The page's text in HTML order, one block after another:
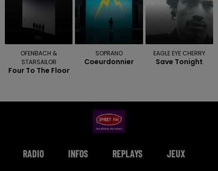
OFENBACH &
STARSAILOR
Four To The Floor
SOPRANO
Coeurdonnier
EAGLE EYE CHERRY
Save Tonight
RADIO INFOS REPLAYS JEUX